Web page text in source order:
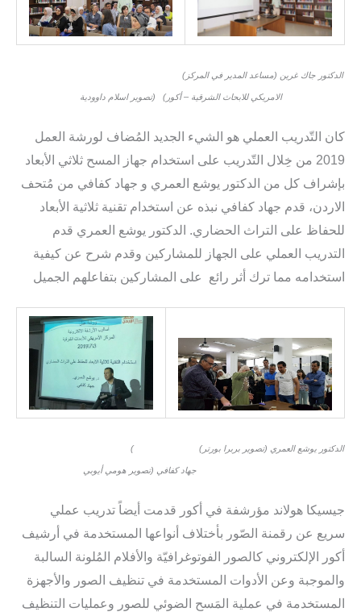
(الدكتور جاك غرين (مساعد المدير في المركز
الامريكي للابحاث الشرقية – أكور) (تصوير اسلام داوودية
كان التّدريب العملي هو الشيء الجديد المُضاف لورشة العمل
2019 من خِلال التّدريب على استخدام جهاز المسح ثلاثي الأبعاد
بإشراف كل من الدكتور يوشع العمري و جهاد كفافي من مُتحف
الاردن، قدم جهاد كفافي نبذه عن استخدام تقنية ثلاثية الأبعاد
للحفاظ على التراث الحضاري. الدكتور يوشع العمري قدم
التدريب العملي على الجهاز للمشاركين وقدم شرح عن كيفية
استخدامه مما ترك أثر رائع على المشاركين بتفاعلهم الجميل
(الدكتور يوشع العمري (تصوير بربرا بورتر)
جهاد كفافي (تصوير هومي أيوبي
سريع عن رقمنة الصّور بأختلاف أنواعها المستخدمة في أرشيف
أكور الإلكتروني كالصور الفوتوغرافيّة والأفلام المُلونة السالبة
والموجبة وعن الأدوات المستخدمة في تنظيف الصور والأجهزة
المستخدمة في عملية المَسح الضوئي للصور وعمليات التنظيف